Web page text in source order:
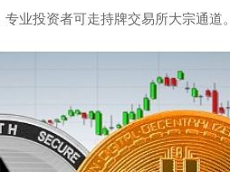
业投资者可走持牌交易所大宗通道。